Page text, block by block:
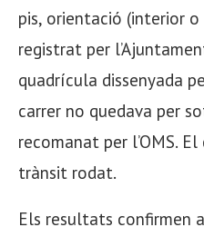
pis, orientació (interior
registrat per
quadrícula dissenyada
carrer no quedava per
recomanat per l’OMS.
trànsit rodat.
Els resultats confirmen